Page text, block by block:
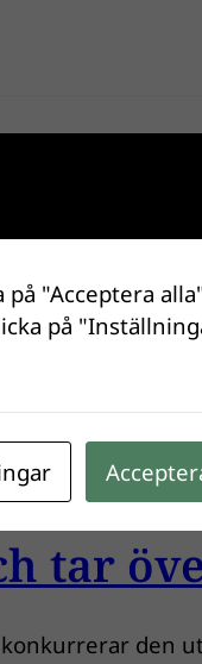
guldfiskar i
tar
den
"Acceptera
på